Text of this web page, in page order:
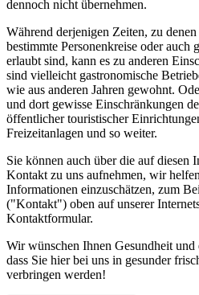
dennoch nicht übernehmen.
Während derjenigen Zeiten, zu
bestimmte Personenkreise oder auch
erlaubt sind, kann es zu anderen
sind vielleicht gastronomische
wie aus anderen Jahren gewohnt.
und dort gewisse Einschränkungen
öffentlicher touristischer
Freizeitanlagen und so weiter.
Sie können auch über die auf diesen
Kontakt zu uns aufnehmen, wir
Informationen einzuschätzen, zum
("Kontakt") oben auf unserer
Kontaktformular.
Wir wünschen Ihnen Gesundheit
dass Sie hier bei uns in gesunder
verbringen werden!